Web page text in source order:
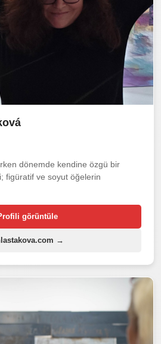
dönemde kendine özgü bir
figüratif ve soyut öğelerin
görüntüle
→